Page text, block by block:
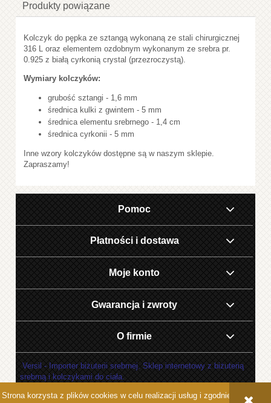
Strona korzysta z plików cookies w celu realizacji usług i zgodnie z
Produkty powiązane
Kolczyk do pępka ze sztangą wykonaną ze stali chirurgicznej
316 L oraz elementem ozdobnym wykonanym ze srebra pr.
0.925 z białą cyrkonią crystal (przezroczystą).
Wymiary kolczyków:
grubość sztangi - 1,6 mm
średnica kulki z gwintem - 5 mm
średnica elementu srebrnego - 1,4 cm
średnica cyrkonii - 5 mm
Inne wzory kolczyków dostępne są w naszym sklepie.
Zapraszamy!
Pomoc
Płatności i dostawa
Moje konto
Gwarancja i zwroty
O firmie
Versil - Importer biżuterii srebrnej. Sklep internetowy z biżuterią
srebrną i kolczykami do ciała.